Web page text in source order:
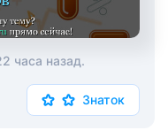
часа назад.
Знаток